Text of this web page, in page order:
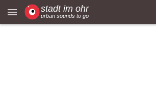
menu